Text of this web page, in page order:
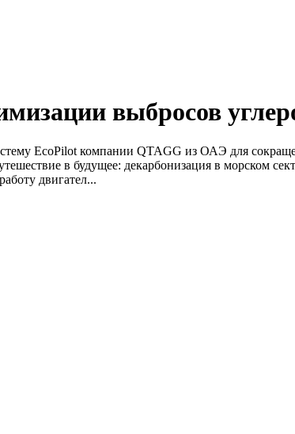
выбросов
EcoPilot компании QTAGG из ОАЭ для
в будущее: декарбонизация в морском
двигател...